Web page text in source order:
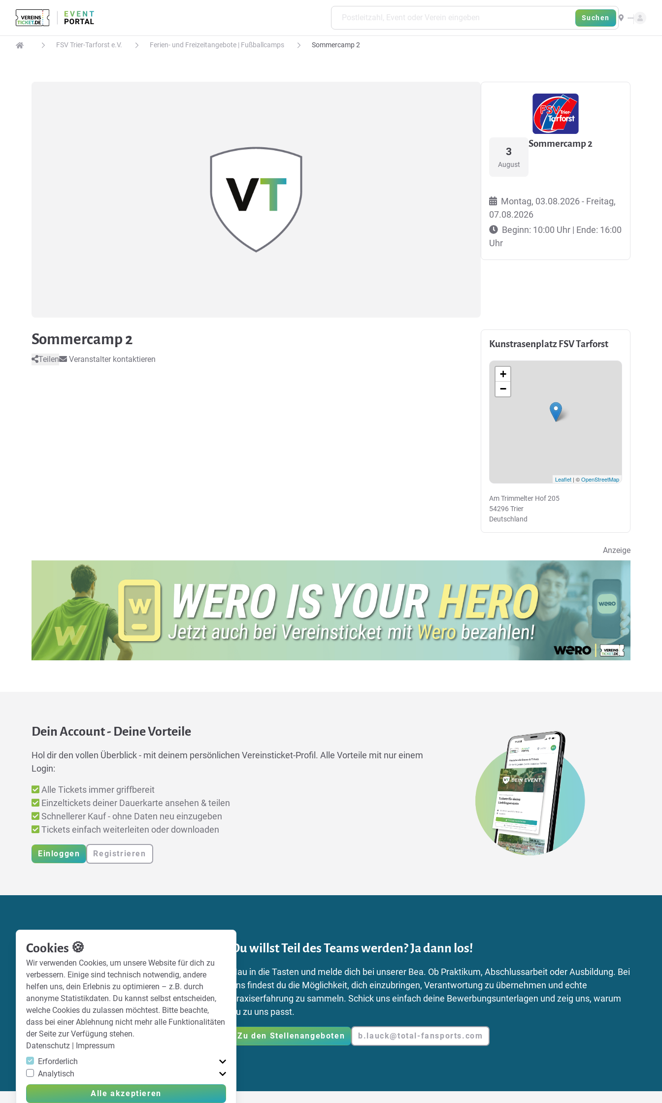
Suchen ---
FSV Trier-Tarforst e.V. Ferien- und Freizeitangebote | Fußballcamps Sommercamp 2
3
August
Sommercamp 2
Montag, 03.08.2026 - Freitag,
07.08.2026
Beginn: 10:00 Uhr | Ende: 16:00
Uhr
Sommercamp 2
Teilen Veranstalter kontaktieren
Kunstrasenplatz FSV Tarforst
+
−
Leaflet | ©OpenStreetMap
Am Trimmelter Hof 205
54296 Trier
Deutschland
Anzeige
Dein Account - Deine Vorteile
Hol dir den vollen Überblick - mit deinem persönlichen Vereinsticket-Profil. Alle Vorteile mit nur einem
Login:
Alle Tickets immer griffbereit
Einzeltickets deiner Dauerkarte ansehen & teilen
Schnellerer Kauf - ohne Daten neu einzugeben
Tickets einfach weiterleiten oder downloaden
Einloggen Registrieren
Du willst Teil des Teams werden? Ja dann los!
Hau in die Tasten und melde dich bei unserer Bea. Ob Praktikum, Abschlussarbeit oder Ausbildung. Bei
uns findest du die Möglichkeit, dich einzubringen, Verantwortung zu übernehmen und echte
Praxiserfahrung zu sammeln. Schick uns einfach deine Bewerbungsunterlagen und zeig uns, warum
du zu uns passt.
Zu den Stellenangeboten b.lauck@total-fansports.com
Cookies 🍪
Wir verwenden Cookies, um unsere Website für dich zu
verbessern. Einige sind technisch notwendig, andere
helfen uns, dein Erlebnis zu optimieren – z.B. durch
anonyme Statistikdaten. Du kannst selbst entscheiden,
welche Cookies du zulassen möchtest. Bitte beachte,
dass bei einer Ablehnung nicht mehr alle Funktionalitäten
der Seite zur Verfügung stehen.
Datenschutz | Impressum
Erforderlich
Analytisch
Alle akzeptieren